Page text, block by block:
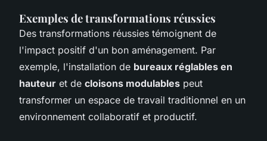
Exemples de transformations réussies
Des transformations réussies témoignent de
l'impact positif d'un bon aménagement. Par
exemple, l'installation de bureaux réglables en
hauteur et de cloisons modulables peut
transformer un espace de travail traditionnel en un
environnement collaboratif et productif.